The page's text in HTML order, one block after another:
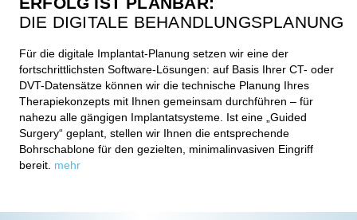
DIE DIGITALE BEHANDLUNGSPLANUNG
Für die digitale Implantat-Planung setzen wir eine der
fortschrittlichsten Software-Lösungen: auf Basis Ihrer CT- oder
DVT-Datensätze können wir die technische Planung Ihres
Therapiekonzepts mit Ihnen gemeinsam durchführen – für
nahezu alle gängigen Implantatsysteme. Ist eine „Guided
Surgery“ geplant, stellen wir Ihnen die entsprechende
Bohrschablone für den gezielten, minimalinvasiven Eingriff
bereit. mehr